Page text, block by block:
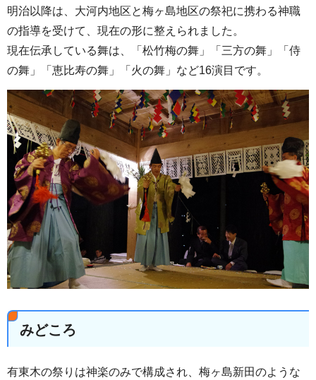
明治以降は、大河内地区と梅ヶ島地区の祭祀に携わる神職
の指導を受けて、現在の形に整えられました。
現在伝承している舞は、「松竹梅の舞」「三方の舞」「侍
の舞」「恵比寿の舞」「火の舞」など16演目です。
みどころ
有東木の祭りは神楽のみで構成され、梅ヶ島新田のような